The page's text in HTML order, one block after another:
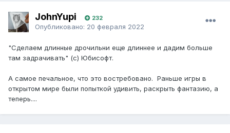
JohnYupi 232
Опубликовано: 20 февраля 2022
"Сделаем длинные дрочильни еще длиннее и дадим больше
там задрачивать" (с) Юбисофт.
А самое печальное, что это востребовано. Раньше игры в
открытом мире были попыткой удивить, раскрыть фантазию, а
теперь....